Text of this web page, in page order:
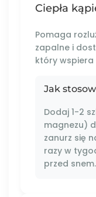
Ciepła
Pomaga
zapalne i
który
Jak
Dodaj 1-2
magnezu)
zanurz się
razy w
przed snem.